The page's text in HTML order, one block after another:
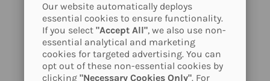
Prodotto
senza immagine
Our website automatically deploys
essential cookies to ensure functionality.
If you select "Accept All", we also use non-
essential analytical and marketing
cookies for targeted advertising. You can
opt out of these non-essential cookies by
clicking "Necessary Cookies Only". For